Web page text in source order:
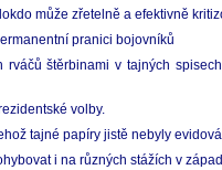
může zřetelně a efektivně
pranici bojovníků
štěrbinami v tajných
volby.
tajné papíry jistě nebyly
i na různých stážích v